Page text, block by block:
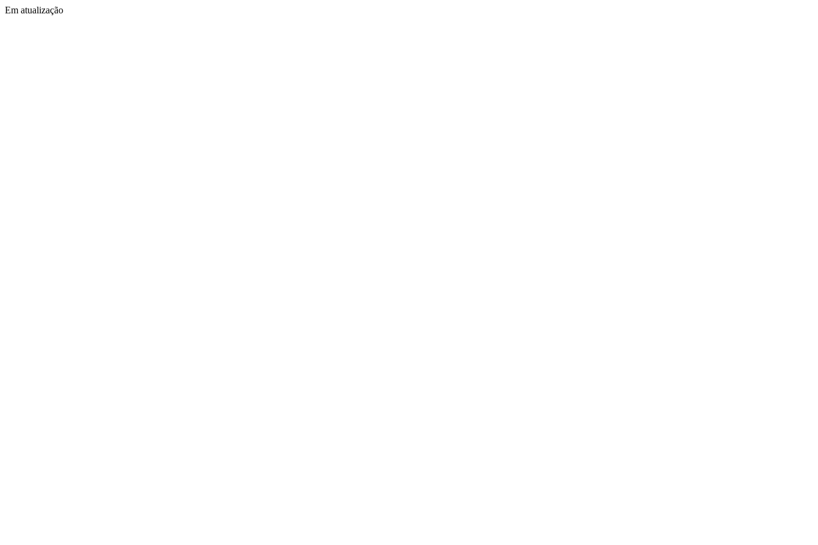
Em atualização